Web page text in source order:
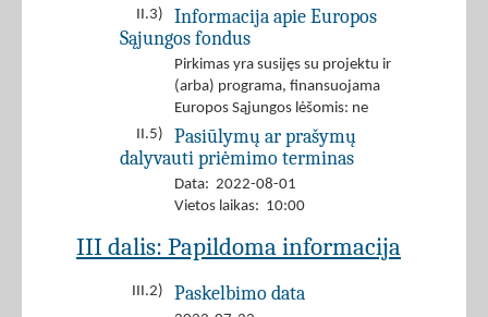
II.3)
Informacija apie Europos
Sąjungos fondus
Pirkimas yra susijęs su projektu ir
(arba) programa, finansuojama
Europos Sąjungos lėšomis: ne
II.5)
Pasiūlymų ar prašymų
dalyvauti priėmimo terminas
Data: 2022-08-01
Vietos laikas: 10:00
III dalis: Papildoma informacija
III.2) Paskelbimo data